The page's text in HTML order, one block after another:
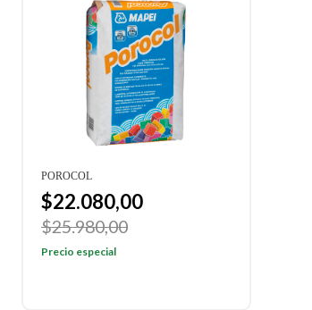
POROCOL
$22.080,00
$25.980,00
Precio especial